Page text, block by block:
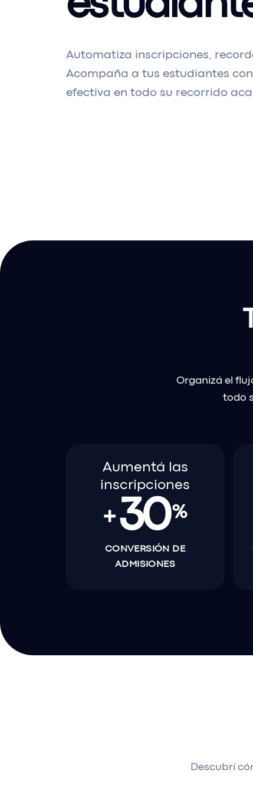
Automatiza inscripciones,
Acompaña a tus estudiantes
efectiva en todo su recorrido
Organizá el
todo
Aumentá las
inscripciones
+ 30%
CONVERSIÓN DE
ADMISIONES
Descubrí